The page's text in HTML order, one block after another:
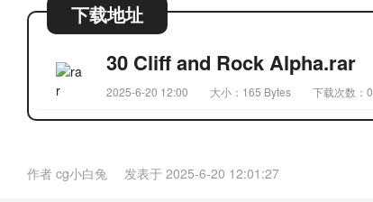
下载地址
30 Cliff and Rock Alpha.rar
2025-6-20 12:00 大小：165 Bytes 下载次数：0
作者 cg小白兔 发表于 2025-6-20 12:01:27